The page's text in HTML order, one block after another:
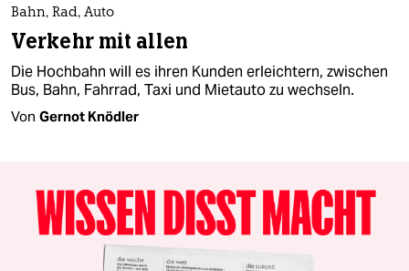
Bahn, Rad, Auto
Verkehr mit allen
Die Hochbahn will es ihren Kunden erleichtern, zwischen
Bus, Bahn, Fahrrad, Taxi und Mietauto zu wechseln.
Von Gernot Knödler